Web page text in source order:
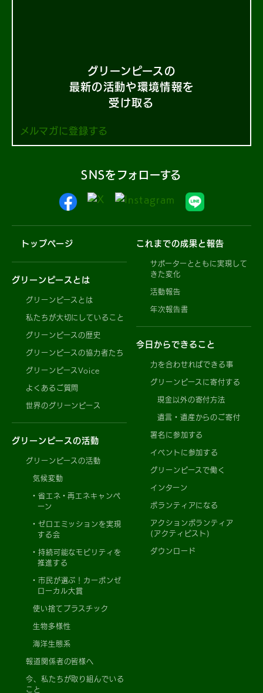
グリーンピースの
最新の活動や環境情報を
受け取る
メルマガに登録する
SNSをフォローする
トップページ
グリーンピースとは
グリーンピースとは
私たちが大切にしていること
グリーンピースの歴史
グリーンピースの協力者たち
グリーンピースVoice
よくあるご質問
世界のグリーンピース
グリーンピースの活動
グリーンピースの活動
気候変動
省エネ・再エネキャンペ
ーン
ゼロエミッションを実現
する会
持続可能なモビリティを
推進する
市民が選ぶ！カーボンゼ
ローカル大賞
使い捨てプラスチック
生物多様性
海洋生態系
報道関係者の皆様へ
今、私たちが取り組んでいる
こと
これまでの成果と報告
サポーターとともに実現して
きた変化
活動報告
年次報告書
今日からできること
力を合わせればできる事
グリーンピースに寄付する
現金以外の寄付方法
遺言・遺産からのご寄付
署名に参加する
イベントに参加する
グリーンピースで働く
インターン
ボランティアになる
アクションボランティア
(アクティビスト)
ダウンロード